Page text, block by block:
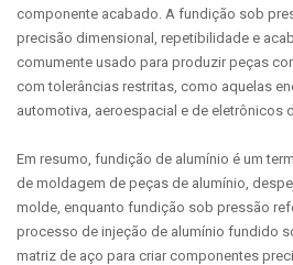
componente acabado. A fundição sob
precisão dimensional, repetibilidade e
comumente usado para produzir peças
com tolerâncias restritas, como aquelas
automotiva, aeroespacial e de eletrônicos
Em resumo, fundição de alumínio é um
de moldagem de peças de alumínio,
molde, enquanto fundição sob pressão
processo de injeção de alumínio fundido
matriz de aço para criar componentes